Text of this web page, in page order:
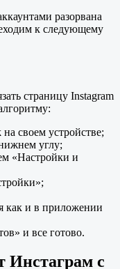
разорвана
к следующему
страницу Instagram
своем устройстве;
углу;
«Настройки и
как и в приложении
и все готово.
Инстаграм с